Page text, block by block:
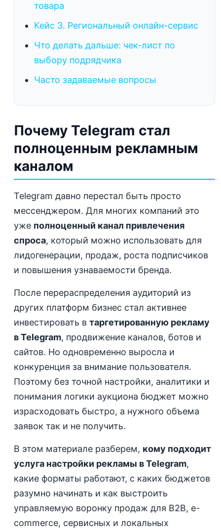
товара
Кейс 3. Региональный онлайн-сервис
Что делать дальше: чек-лист по
выбору подрядчика
Часто задаваемые вопросы
Почему Telegram стал
полноценным рекламным
каналом
Telegram давно перестал быть просто
мессенджером. Для многих компаний это
уже полноценный канал привлечения
спроса, который можно использовать для
лидогенерации, продаж, роста подписчиков
и повышения узнаваемости бренда.
После перераспределения аудиторий из
других платформ бизнес стал активнее
инвестировать в таргетированную рекламу
в Telegram, продвижение каналов, ботов и
сайтов. Но одновременно выросла и
конкуренция за внимание пользователя.
Поэтому без точной настройки, аналитики и
понимания логики аукциона бюджет можно
израсходовать быстро, а нужного объема
заявок так и не получить.
В этом материале разберем, кому подходит
услуга настройки рекламы в Telegram,
какие форматы работают, с каких бюджетов
разумно начинать и как выстроить
управляемую воронку продаж для B2B, e-
commerce, сервисных и локальных